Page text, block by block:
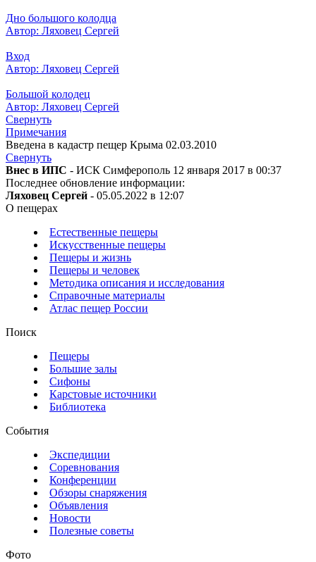
Дно большого колодца
Автор: Ляховец Сергей
Вход
Автор: Ляховец Сергей
Большой колодец
Автор: Ляховец Сергей
Свернуть
Примечания
Введена в кадастр пещер Крыма 02.03.2010
Свернуть
Внес в ИПС - ИСК Симферополь 12 января 2017 в 00:37
Последнее обновление информации:
Ляховец Сергей - 05.05.2022 в 12:07
О пещерах
Естественные пещеры
Искусственные пещеры
Пещеры и жизнь
Пещеры и человек
Методика описания и исследования
Справочные материалы
Атлас пещер России
Поиск
Пещеры
Большие залы
Сифоны
Карстовые источники
Библиотека
События
Экспедиции
Соревнования
Конференции
Обзоры снаряжения
Объявления
Новости
Полезные советы
Фото